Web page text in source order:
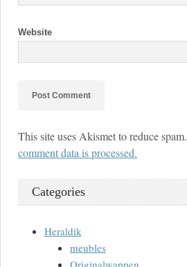
Website
This site uses Akismet to reduce spam.
comment data is processed.
Categories
Heraldik
meubles
Originalwappen